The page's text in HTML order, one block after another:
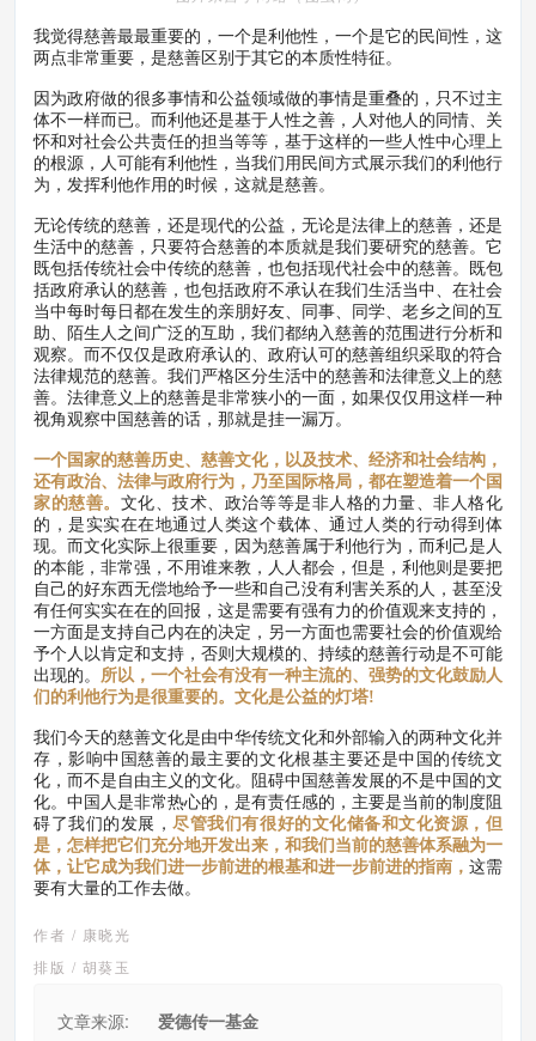
我觉得慈善最最重要的，一个是利他性，一个是它的民间性，这
两点非常重要，是慈善区别于其它的本质性特征。
因为政府做的很多事情和公益领域做的事情是重叠的，只不过主
体不一样而已。而利他还是基于人性之善，人对他人的同情、关
怀和对社会公共责任的担当等等，基于这样的一些人性中心理上
的根源，人可能有利他性，当我们用民间方式展示我们的利他行
为，发挥利他作用的时候，这就是慈善。
无论传统的慈善，还是现代的公益，无论是法律上的慈善，还是
生活中的慈善，只要符合慈善的本质就是我们要研究的慈善。它
既包括传统社会中传统的慈善，也包括现代社会中的慈善。既包
括政府承认的慈善，也包括政府不承认在我们生活当中、在社会
当中每时每日都在发生的亲朋好友、同事、同学、老乡之间的互
助、陌生人之间广泛的互助，我们都纳入慈善的范围进行分析和
观察。而不仅仅是政府承认的、政府认可的慈善组织采取的符合
法律规范的慈善。我们严格区分生活中的慈善和法律意义上的慈
善。法律意义上的慈善是非常狭小的一面，如果仅仅用这样一种
视角观察中国慈善的话，那就是挂一漏万。
一个国家的慈善历史、慈善文化，以及技术、经济和社会结构，
还有政治、法律与政府行为，乃至国际格局，都在塑造着一个国
家的慈善。 文化、技术、政治等等是非人格的力量、非人格化
的，是实实在在地通过人类这个载体、通过人类的行动得到体
现。而文化实际上很重要，因为慈善属于利他行为，而利己是人
的本能，非常强，不用谁来教，人人都会，但是，利他则是要把
自己的好东西无偿地给予一些和自己没有利害关系的人，甚至没
有任何实实在在的回报，这是需要有强有力的价值观来支持的，
一方面是支持自己内在的决定，另一方面也需要社会的价值观给
予个人以肯定和支持，否则大规模的、持续的慈善行动是不可能
出现的。 所以，一个社会有没有一种主流的、强势的文化鼓励人
们的利他行为是很重要的。文化是公益的灯塔!
我们今天的慈善文化是由中华传统文化和外部输入的两种文化并
存，影响中国慈善的最主要的文化根基主要还是中国的传统文
化，而不是自由主义的文化。阻碍中国慈善发展的不是中国的文
化。中国人是非常热心的，是有责任感的，主要是当前的制度阻
碍了我们的发展，尽管我们有很好的文化储备和文化资源，但
是，怎样把它们充分地开发出来，和我们当前的慈善体系融为一
体，让它成为我们进一步前进的根基和进一步前进的指南， 这需
要有大量的工作去做。
作者 / 康晓光
排版 / 胡葵玉
文章来源:
爱德传一基金